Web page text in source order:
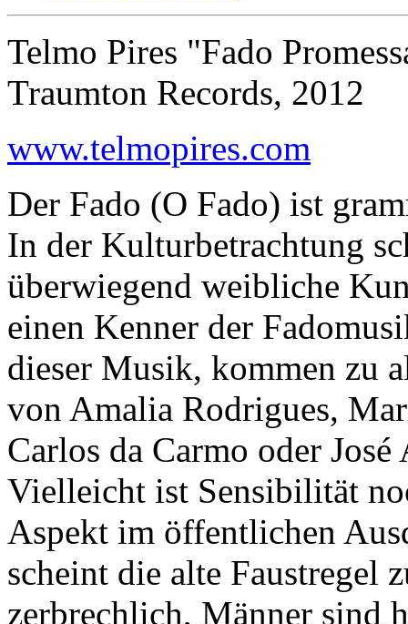
Telmo Pires "Fado
Traumton Records, 2012
www.telmopires.com
Der Fado (O Fado) ist
In der Kulturbetrachtung
überwiegend weibliche
einen Kenner der
dieser Musik, kommen zu
von Amalia Rodrigues,
Carlos da Carmo oder
Vielleicht ist Sensibilität
Aspekt im öffentlichen
scheint die alte Faustregel
zerbrechlich, Männer sind